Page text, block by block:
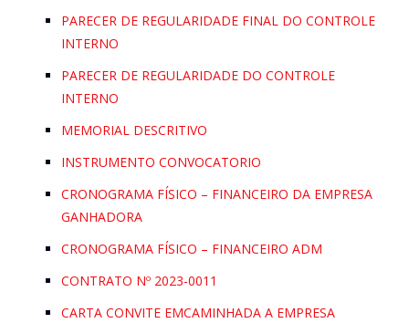
PARECER DE REGULARIDADE FINAL DO CONTROLE
INTERNO
PARECER DE REGULARIDADE DO CONTROLE
INTERNO
MEMORIAL DESCRITIVO
INSTRUMENTO CONVOCATORIO
CRONOGRAMA FÍSICO – FINANCEIRO DA EMPRESA
GANHADORA
CRONOGRAMA FÍSICO – FINANCEIRO ADM
CONTRATO Nº 2023-0011
CARTA CONVITE EMCAMINHADA A EMPRESA